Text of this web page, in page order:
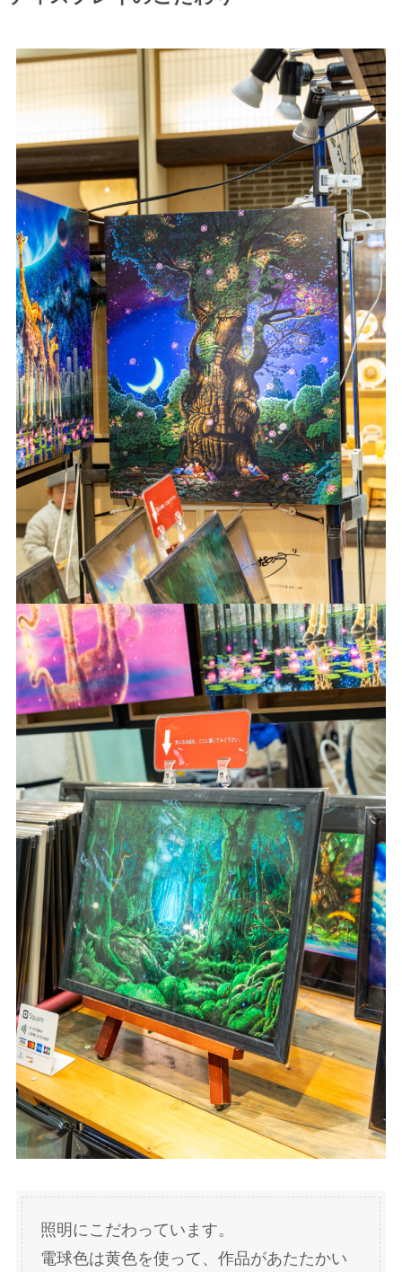
照明にこだわっています。
電球色は黄色を使って、作品があたたかい